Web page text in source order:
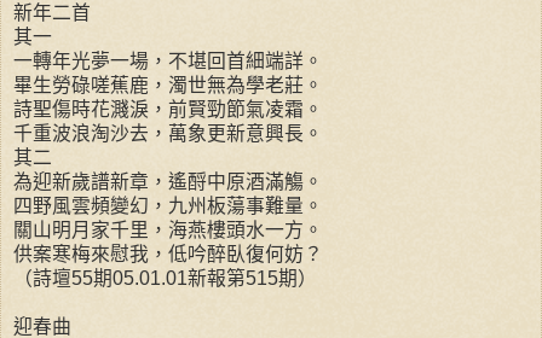
新年二首
其一
一轉年光夢一場，不堪回首細端詳。
畢生勞碌嗟蕉鹿，濁世無為學老莊。
詩聖傷時花濺淚，前賢勁節氣凌霜。
千重波浪淘沙去，萬象更新意興長。
其二
為迎新歲譜新章，遙酹中原酒滿觴。
四野風雲頻變幻，九州板蕩事難量。
關山明月家千里，海燕樓頭水一方。
供案寒梅來慰我，低吟醉臥復何妨？
（詩壇55期05.01.01新報第515期）
迎春曲